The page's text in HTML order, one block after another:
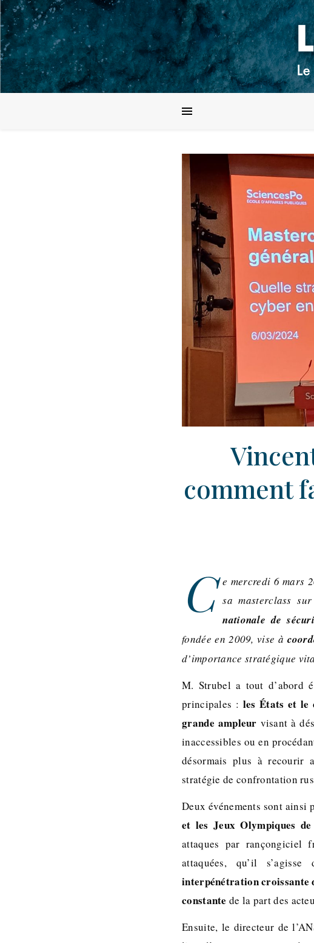
comment
C e mercredi 6 mars
sa masterclass
nationale de
fondée en 2009, vise à
d’importance stratégique
M. Strubel a tout d’abord
principales : les États et le
grande ampleur visant à
inaccessibles ou en
désormais plus à recourir
stratégie de confrontation
Deux événements sont ainsi
et les Jeux Olympiques
attaques par rançongiciel
attaquées, qu’il
interpénétration croissante
constante de la part des
Ensuite, le directeur de